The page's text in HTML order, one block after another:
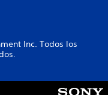
Inc. Todos los